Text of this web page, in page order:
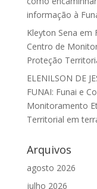
informação à
Kleyton Sena em
Centro de
Proteção
ELENILSON DE
FUNAI: Funai e
Monitoramento
Territorial em
Arquivos
agosto 2026
julho 2026